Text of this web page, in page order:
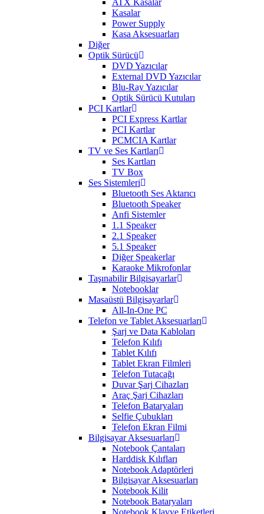
ATX Kasalar
Kasalar
Power Supply
Kasa Aksesuarları
Diğer
Optik Sürücü
DVD Yazıcılar
External DVD Yazıcılar
Blu-Ray Yazıcılar
Optik Sürücü Kutuları
PCI Kartlar
PCI Express Kartlar
PCI Kartlar
PCMCIA Kartlar
TV ve Ses Kartları
Ses Kartları
TV Box
Ses Sistemleri
Bluetooth Ses Aktarıcı
Bluetooth Speaker
Anfi Sistemler
1.1 Speaker
2.1 Speaker
5.1 Speaker
Diğer Speakerlar
Karaoke Mikrofonlar
Taşınabilir Bilgisayarlar
Notebooklar
Masaüstü Bilgisayarlar
All-In-One PC
Telefon ve Tablet Aksesuarları
Şarj ve Data Kabloları
Telefon Kılıfı
Tablet Kılıfı
Tablet Ekran Filmleri
Telefon Tutacağı
Duvar Şarj Cihazları
Araç Şarj Cihazları
Telefon Bataryaları
Selfie Çubukları
Telefon Ekran Filmi
Bilgisayar Aksesuarları
Notebook Çantaları
Harddisk Kılıfları
Notebook Adaptörleri
Bilgisayar Aksesuarları
Notebook Kilit
Notebook Bataryaları
Notebook Klavye Etiketleri